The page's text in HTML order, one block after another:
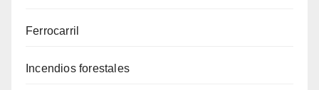
Ferrocarril
Incendios forestales